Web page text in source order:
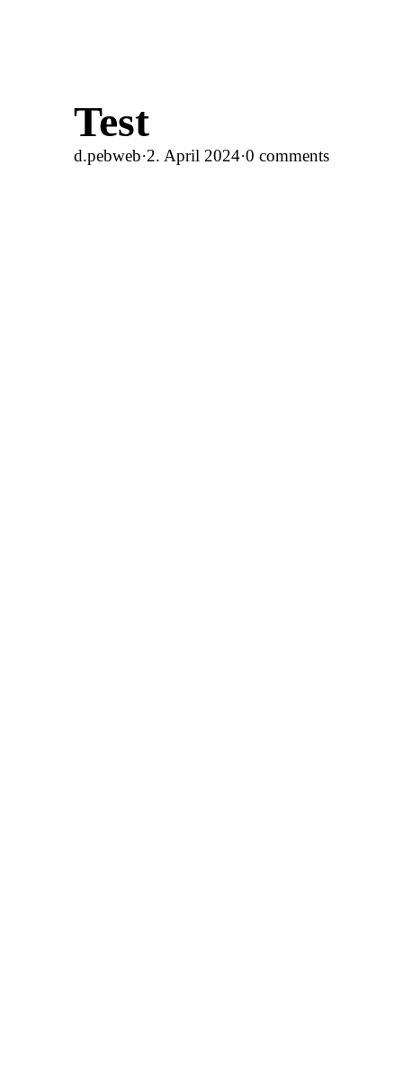
Test
d.pebweb·2. April 2024·0 comments